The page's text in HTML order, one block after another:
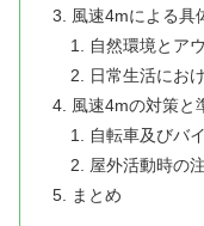
風速4mによる具
自然環境とア
日常生活にお
風速4mの対策と
自転車及びバ
屋外活動時の
まとめ